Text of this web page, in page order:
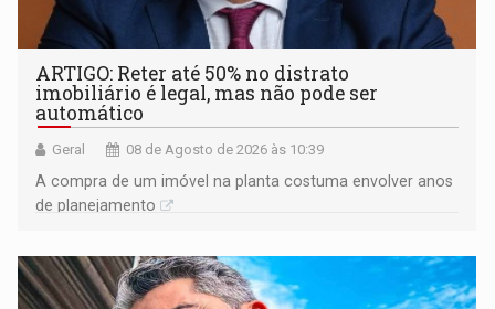
ARTIGO: Reter até 50% no distrato
imobiliário é legal, mas não pode ser
automático
Geral 08 de Agosto de 2026 às 10:39
A compra de um imóvel na planta costuma envolver anos
de planejamento